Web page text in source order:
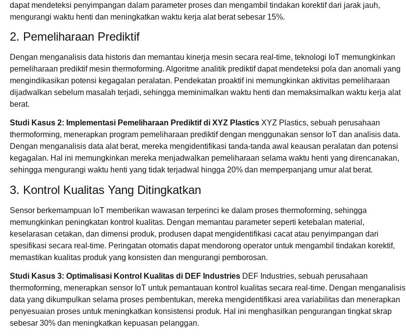
dapat mendeteksi penyimpangan dalam parameter proses dan mengambil tindakan korektif dari jarak jauh,
mengurangi waktu henti dan meningkatkan waktu kerja alat berat sebesar 15%.
2. Pemeliharaan Prediktif
Dengan menganalisis data historis dan memantau kinerja mesin secara real-time, teknologi IoT memungkinkan
pemeliharaan prediktif mesin thermoforming. Algoritme analitik prediktif dapat mendeteksi pola dan anomali yang
mengindikasikan potensi kegagalan peralatan. Pendekatan proaktif ini memungkinkan aktivitas pemeliharaan
dijadwalkan sebelum masalah terjadi, sehingga meminimalkan waktu henti dan memaksimalkan waktu kerja alat
berat.
Studi Kasus 2: Implementasi Pemeliharaan Prediktif di XYZ Plastics XYZ Plastics, sebuah perusahaan
thermoforming, menerapkan program pemeliharaan prediktif dengan menggunakan sensor IoT dan analisis data.
Dengan menganalisis data alat berat, mereka mengidentifikasi tanda-tanda awal keausan peralatan dan potensi
kegagalan. Hal ini memungkinkan mereka menjadwalkan pemeliharaan selama waktu henti yang direncanakan,
sehingga mengurangi waktu henti yang tidak terjadwal hingga 20% dan memperpanjang umur alat berat.
3. Kontrol Kualitas Yang Ditingkatkan
Sensor berkemampuan IoT memberikan wawasan terperinci ke dalam proses thermoforming, sehingga
memungkinkan peningkatan kontrol kualitas. Dengan memantau parameter seperti ketebalan material,
keselarasan cetakan, dan dimensi produk, produsen dapat mengidentifikasi cacat atau penyimpangan dari
spesifikasi secara real-time. Peringatan otomatis dapat mendorong operator untuk mengambil tindakan korektif,
memastikan kualitas produk yang konsisten dan mengurangi pemborosan.
Studi Kasus 3: Optimalisasi Kontrol Kualitas di DEF Industries DEF Industries, sebuah perusahaan
thermoforming, menerapkan sensor IoT untuk pemantauan kontrol kualitas secara real-time. Dengan menganalisis
data yang dikumpulkan selama proses pembentukan, mereka mengidentifikasi area variabilitas dan menerapkan
penyesuaian proses untuk meningkatkan konsistensi produk. Hal ini menghasilkan pengurangan tingkat skrap
sebesar 30% dan meningkatkan kepuasan pelanggan.